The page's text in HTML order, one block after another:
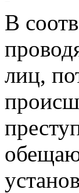
В
лиц,